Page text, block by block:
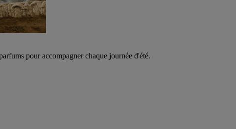
pour accompagner chaque journée d'été.